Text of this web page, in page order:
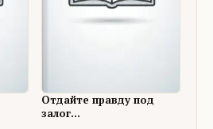
Отдайте правду под
залог...